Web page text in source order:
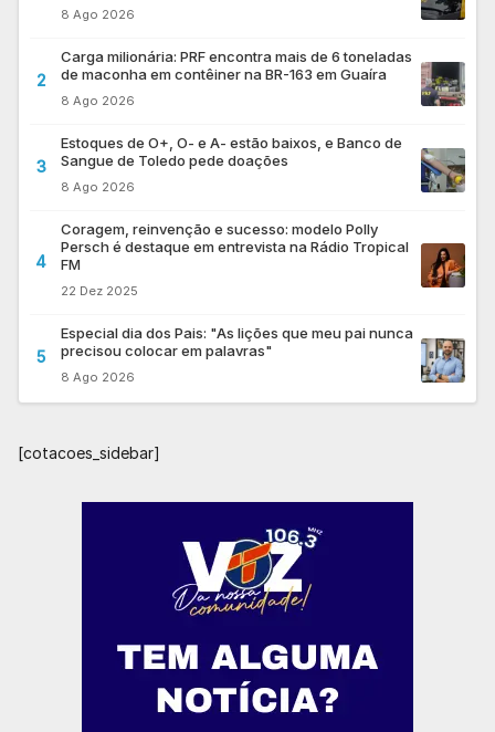
8 Ago 2026
2
Carga milionária: PRF encontra mais de 6 toneladas
de maconha em contêiner na BR-163 em Guaíra
8 Ago 2026
3
Estoques de O+, O- e A- estão baixos, e Banco de
Sangue de Toledo pede doações
8 Ago 2026
4
Coragem, reinvenção e sucesso: modelo Polly
Persch é destaque em entrevista na Rádio Tropical
FM
22 Dez 2025
5
Especial dia dos Pais: "As lições que meu pai nunca
precisou colocar em palavras"
8 Ago 2026
[cotacoes_sidebar]